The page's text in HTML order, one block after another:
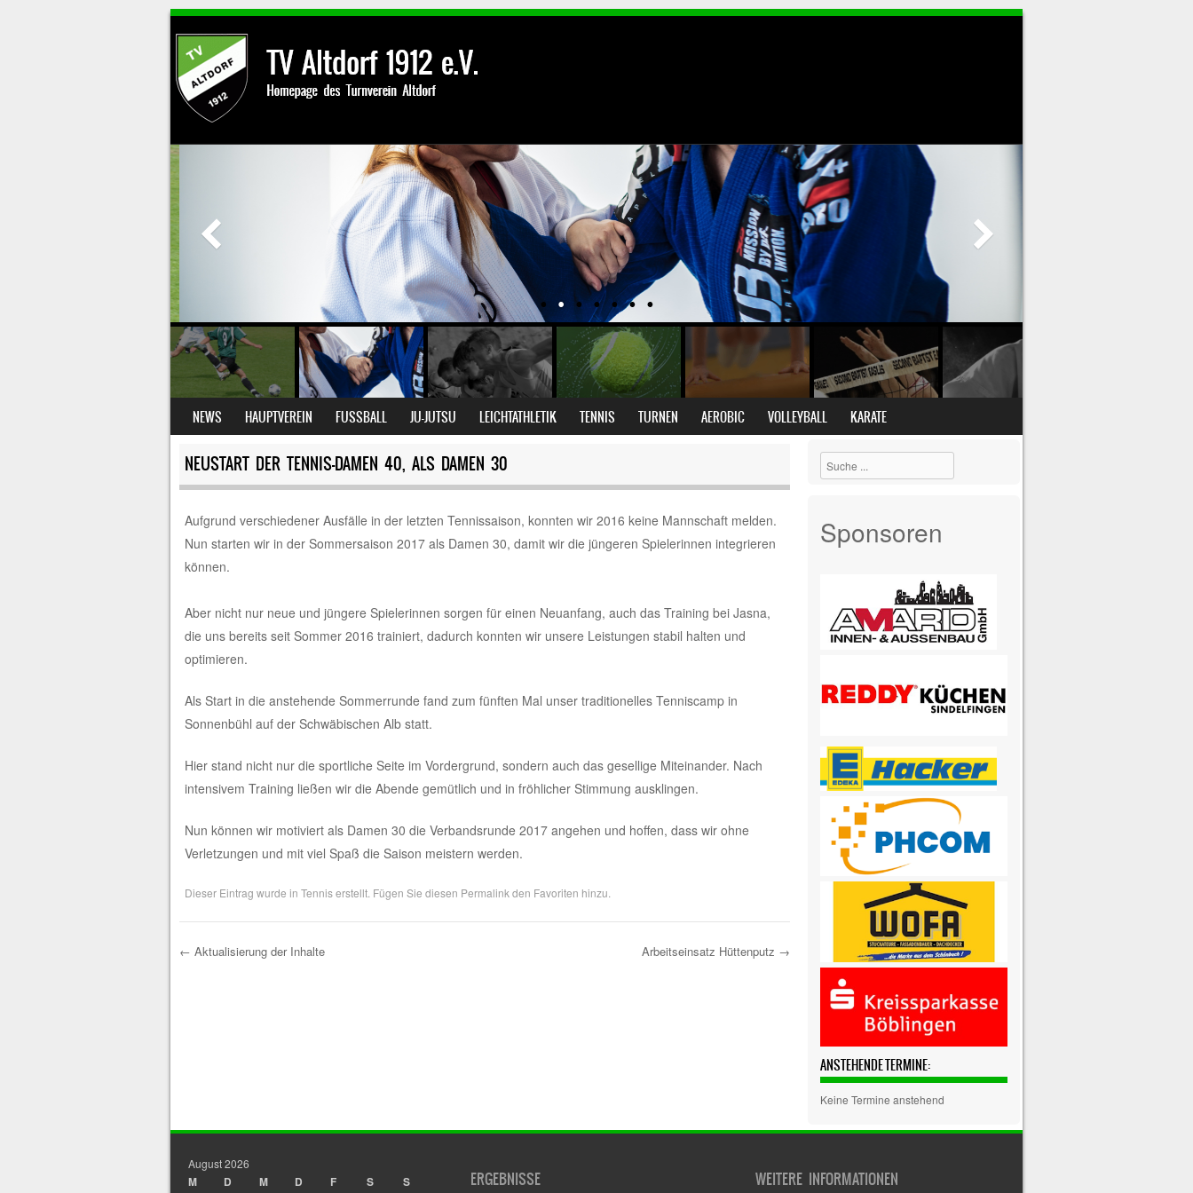
MENÜ
ZUM INHALT SPRINGEN
NEWS HAUPTVEREIN FUSSBALL JU-JUTSU LEICHTATHLETIK TENNIS TURNEN AEROBIC VOLLEYBALL KARATE
NEUSTART DER TENNIS-DAMEN 40, ALS DAMEN 30
Aufgrund verschiedener Ausfälle in der letzten Tennissaison, konnten wir 2016 keine Mannschaft melden.
Nun starten wir in der Sommersaison 2017 als Damen 30, damit wir die jüngeren Spielerinnen integrieren
können.
Aber nicht nur neue und jüngere Spielerinnen sorgen für einen Neuanfang, auch das Training bei Jasna,
die uns bereits seit Sommer 2016 trainiert, dadurch konnten wir unsere Leistungen stabil halten und
optimieren.
Als Start in die anstehende Sommerrunde fand zum fünften Mal unser traditionelles Tenniscamp in
Sonnenbühl auf der Schwäbischen Alb statt.
Hier stand nicht nur die sportliche Seite im Vordergrund, sondern auch das gesellige Miteinander. Nach
intensivem Training ließen wir die Abende gemütlich und in fröhlicher Stimmung ausklingen.
Nun können wir motiviert als Damen 30 die Verbandsrunde 2017 angehen und hoffen, dass wir ohne
Verletzungen und mit viel Spaß die Saison meistern werden.
Dieser Eintrag wurde in Tenniserstellt. Fügen Sie diesen Permalink den Favoriten hinzu.
← Aktualisierung der Inhalte Arbeitseinsatz Hüttenputz →
Suche
Sponsoren
ANSTEHENDE TERMINE:
Keine Termine anstehend
August 2026
M D M D F S S ERGEBNISSE WEITERE INFORMATIONEN